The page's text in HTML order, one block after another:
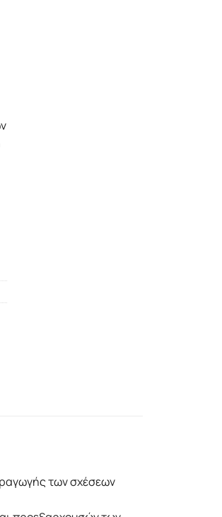
2008) ποσότητα
των σχέσεων